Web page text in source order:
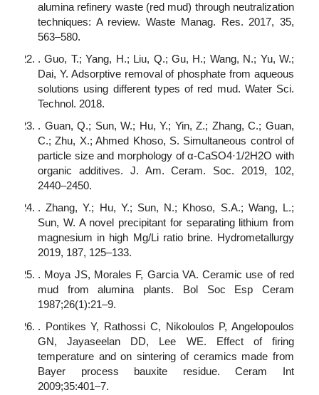
alumina refinery waste (red mud) through neutralization
techniques: A review. Waste Manag. Res. 2017, 35,
563–580.
. Guo, T.; Yang, H.; Liu, Q.; Gu, H.; Wang, N.; Yu, W.;
Dai, Y. Adsorptive removal of phosphate from aqueous
solutions using different types of red mud. Water Sci.
Technol. 2018.
. Guan, Q.; Sun, W.; Hu, Y.; Yin, Z.; Zhang, C.; Guan,
C.; Zhu, X.; Ahmed Khoso, S. Simultaneous control of
particle size and morphology of α-CaSO4·1/2H2O with
organic additives. J. Am. Ceram. Soc. 2019, 102,
2440–2450.
. Zhang, Y.; Hu, Y.; Sun, N.; Khoso, S.A.; Wang, L.;
Sun, W. A novel precipitant for separating lithium from
magnesium in high Mg/Li ratio brine. Hydrometallurgy
2019, 187, 125–133.
. Moya JS, Morales F, Garcia VA. Ceramic use of red
mud from alumina plants. Bol Soc Esp Ceram
1987;26(1):21–9.
. Pontikes Y, Rathossi C, Nikoloulos P, Angelopoulos
GN, Jayaseelan DD, Lee WE. Effect of firing
temperature and on sintering of ceramics made from
Bayer process bauxite residue. Ceram Int
2009;35:401–7.